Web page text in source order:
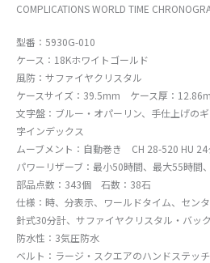
COMPLICATIONS WORLD TIME
型番：5930G-010
ケース：18Kホワイトゴールド
風防：サファイヤクリスタル
ケースサイズ：39.5mm ケース厚：
文字盤：ブルー・オパーリン、手仕上げの
字インデックス
ムーブメント：自動巻き CH 28-520 HU
パワーリザーブ：最小50時間、最大55時間
部品点数：343個 石数：38石
仕様：時、分表示、ワールドタイム、セン
針式30分計、サファイヤクリスタル・バック
防水性：3気圧防水
ベルト：ラージ・スクエアのハンドステッ